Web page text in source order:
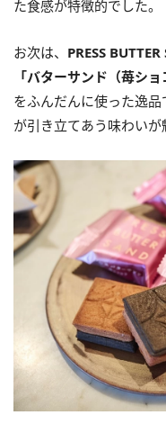
た食感が特徴的でした。
お次は、 PRESS
「バターサンド（苺ショ
をふんだんに使った逸
が引き立てあう味わいが